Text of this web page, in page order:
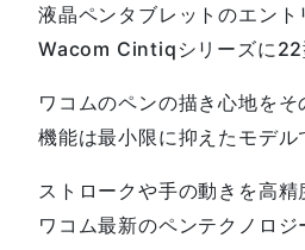
液晶ペンタブレットのエント
Wacom Cintiqシリーズに22
ワコムのペンの描き心地をそ
機能は最小限に抑えたモデル
ストロークや手の動きを高精
ワコム最新のペンテクノロジ